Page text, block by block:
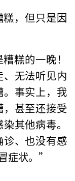
，但只是因
糕的一晚！
无法听见内
事实上，我
甚至还接受
其他病毒。
、也没有感
症状。”